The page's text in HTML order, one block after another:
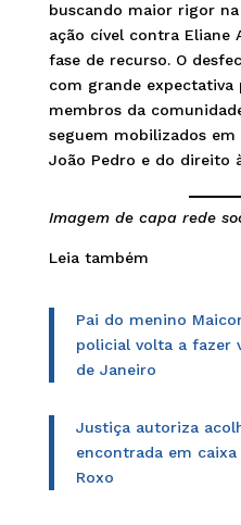
buscando maior rigor
ação cível contra Eliane
fase de recurso. O
com grande
membros da
seguem mobilizados
João Pedro e do direito
Imagem de capa rede
Leia também
Pai do menino
policial volta a fazer
de Janeiro
Justiça autoriza
encontrada em
Roxo